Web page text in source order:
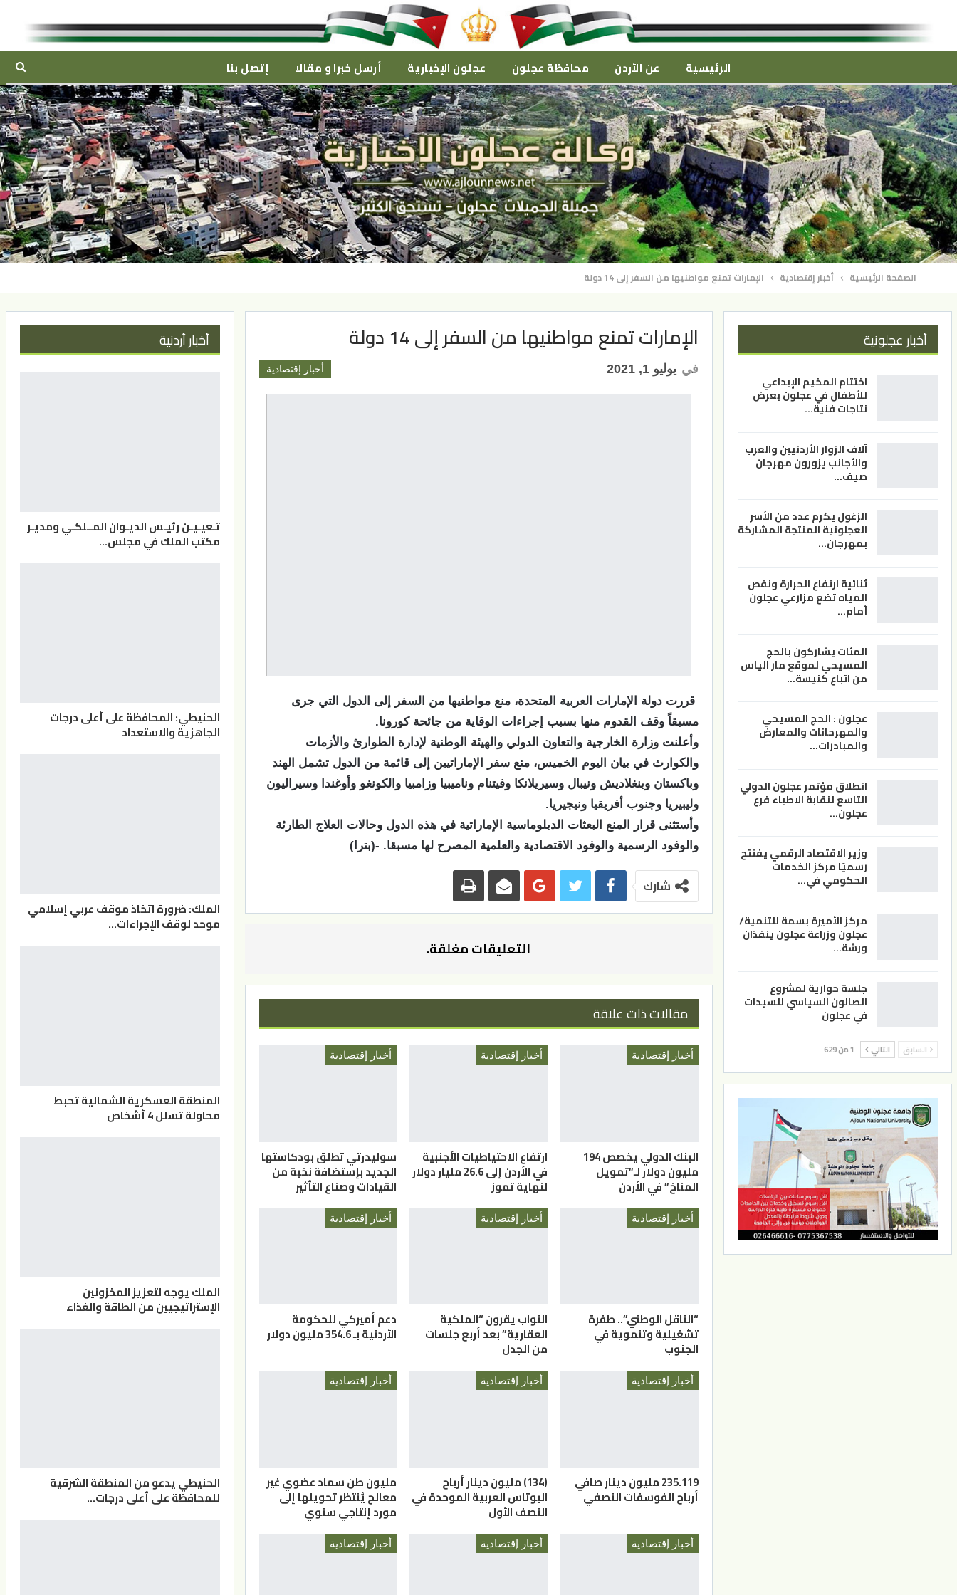
الرئيسية عن الأردن محافظة عجلون عجلون الإخبارية أرسل خبرا و مقالا إتصل بنا
الصفحة الرئيسية أخبار إقتصادية الإمارات تمنع مواطنيها من السفر إلى 14 دولة
الإمارات تمنع مواطنيها من السفر إلى 14 دولة
أخبار إقتصادية في يوليو 1, 2021
قررت دولة الإمارات العربية المتحدة، منع مواطنيها من السفر إلى الدول التي جرى
مسبقاً وقف القدوم منها بسبب إجراءات الوقاية من جائحة كورونا.
وأعلنت وزارة الخارجية والتعاون الدولي والهيئة الوطنية لإدارة الطوارئ والأزمات
والكوارث في بيان اليوم الخميس، منع سفر الإماراتيين إلى قائمة من الدول تشمل الهند
وباكستان وبنغلاديش ونيبال وسيريلانكا وفيتنام وناميبيا وزامبيا والكونغو وأوغندا وسيراليون
وليبيريا وجنوب أفريقيا ونيجيريا.
وأستثنى قرار المنع البعثات الدبلوماسية الإماراتية في هذه الدول وحالات العلاج الطارئة
والوفود الرسمية والوفود الاقتصادية والعلمية المصرح لها مسبقا. -(بترا)
شارك
التعليقات مغلقة.
مقالات ذات علاقة
أخبار إقتصادية
البنك الدولي يخصص 194
مليون دولار لـ”تمويل
المناخ” في الأردن
أخبار إقتصادية
ارتفاع الاحتياطيات الأجنبية
في الأردن إلى 26.6 مليار دولار
لنهاية تموز
أخبار إقتصادية
سوليدرتي تطلق بودكاستها
الجديد بإستضافة نخبة من
القيادات وصناع التأثير
أخبار إقتصادية
“الناقل الوطني”.. طفرة
تشغيلية وتنموية في
الجنوب
أخبار إقتصادية
النواب يقرون “الملكية
العقارية” بعد أربع جلسات
من الجدل
أخبار إقتصادية
دعم أميركي للحكومة
الأردنية بـ 354.6 مليون دولار
أخبار إقتصادية
235.119 مليون دينار صافي
أرباح الفوسفات النصفي
أخبار إقتصادية
(134) مليون دينار أرباح
البوتاس العربية الموحدة في
النصف الأول
أخبار إقتصادية
مليون طن سماد عضوي غير
معالج يُنتظر تحويلها إلى
مورد إنتاجي سنوي
أخبار إقتصادية أخبار إقتصادية أخبار إقتصادية
أخبار عجلونية
اختتام المخيم الإبداعي
للأطفال في عجلون بعرض
نتاجات فنية…
آلاف الزوار الأردنيين والعرب
والأجانب يزورون مهرجان
صيف…
الزغول يكرم عدد من الأسر
العجلونية المنتجة المشاركة
بمهرجان…
ثنائية ارتفاع الحرارة ونقص
المياه تضع مزارعي عجلون
أمام…
المئات يشاركون بالحج
المسيحي لموقع مار الياس
من اتباع كنيسة…
عجلون : الحج المسيحي
والمهرحانات والمعارض
والمبادرات…
انطلاق مؤتمر عجلون الدولي
التاسع لنقابة الاطباء فرع
عجلون…
وزير الاقتصاد الرقمي يفتتح
رسميًا مركز الخدمات
الحكومي في…
مركز الأميرة بسمة للتنمية/
عجلون وزراعة عجلون ينفذان
ورشة…
جلسة حوارية لمشروع
الصالون السياسي للسيدات
في عجلون
السابق التالي 1 من 629
أخبار أردنية
تـعيـيـن رئيـس الديـوان المــلكـي ومديـر
مكتب الملك في مجلس…
الحنيطي: المحافظة على أعلى درجات
الجاهزية والاستعداد
الملك: ضرورة اتخاذ موقف عربي إسلامي
موحد لوقف الإجراءات…
المنطقة العسكرية الشمالية تحبط
محاولة تسلل 4 أشخاص
الملك يوجه لتعزيز المخزونين
الإستراتيجيين من الطاقة والغذاء
الحنيطي يدعو من المنطقة الشرقية
للمحافظة على أعلى درجات…